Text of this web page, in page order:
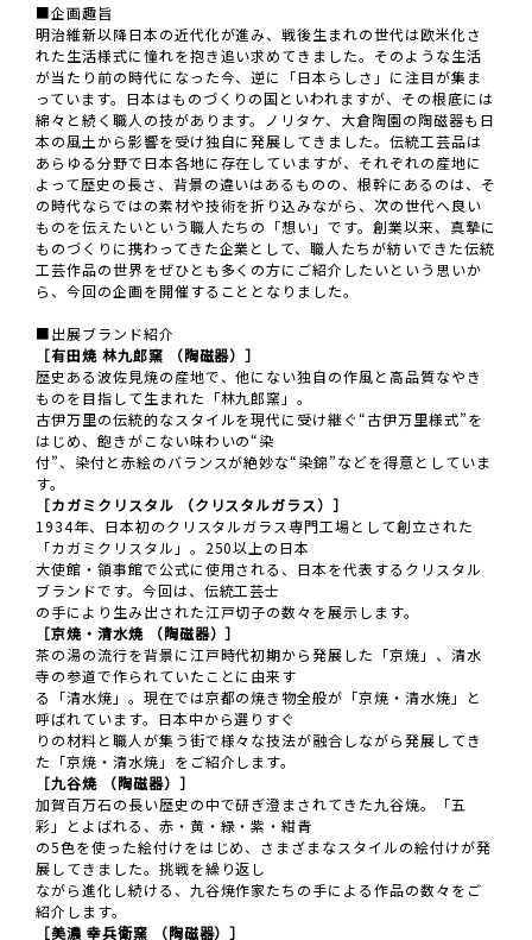
■企画趣旨
明治維新以降日本の近代化が進み、戦後生まれの世代は欧米化さ
れた生活様式に憧れを抱き追い求めてきました。そのような生活
が当たり前の時代になった今、逆に「日本らしさ」に注目が集ま
っています。日本はものづくりの国といわれますが、その根底には
綿々と続く職人の技があります。ノリタケ、大倉陶園の陶磁器も日
本の風土から影響を受け独自に発展してきました。伝統工芸品は
あらゆる分野で日本各地に存在していますが、それぞれの産地に
よって歴史の長さ、背景の違いはあるものの、根幹にあるのは、そ
の時代ならではの素材や技術を折り込みながら、次の世代へ良い
ものを伝えたいという職人たちの「想い」です。創業以来、真摯に
ものづくりに携わってきた企業として、職人たちが紡いできた伝統
工芸作品の世界をぜひとも多くの方にご紹介したいという思いか
ら、今回の企画を開催することとなりました。
■出展ブランド紹介
［有田焼 林九郎窯 （陶磁器）］
歴史ある波佐見焼の産地で、他にない独自の作風と高品質なやき
ものを目指して生まれた「林九郎窯」。
古伊万里の伝統的なスタイルを現代に受け継ぐ“古伊万里様式”を
はじめ、飽きがこない味わいの“染
付”、染付と赤絵のバランスが絶妙な“染錦”などを得意としていま
す。
［カガミクリスタル （クリスタルガラス）］
1934年、日本初のクリスタルガラス専門工場として創立された
「カガミクリスタル」。250以上の日本
大使館・領事館で公式に使用される、日本を代表するクリスタル
ブランドです。今回は、伝統工芸士
の手により生み出された江戸切子の数々を展示します。
［京焼・清水焼 （陶磁器）］
茶の湯の流行を背景に江戸時代初期から発展した「京焼」、清水
寺の参道で作られていたことに由来す
る「清水焼」。現在では京都の焼き物全般が「京焼・清水焼」と
呼ばれています。日本中から選りすぐ
りの材料と職人が集う街で様々な技法が融合しながら発展してき
た「京焼・清水焼」をご紹介します。
［九谷焼 （陶磁器）］
加賀百万石の長い歴史の中で研ぎ澄まされてきた九谷焼。「五
彩」とよばれる、赤・黄・緑・紫・紺青
の5色を使った絵付けをはじめ、さまざまなスタイルの絵付けが発
展してきました。挑戦を繰り返し
ながら進化し続ける、九谷焼作家たちの手による作品の数々をご
紹介します。
［美濃 幸兵衛窯 （陶磁器）］